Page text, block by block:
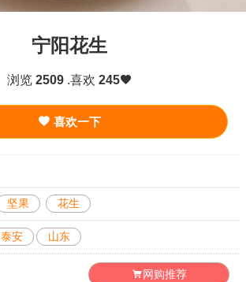
宁阳花生
浏览 2509.喜欢 245
喜欢一下
坚果 花生
泰安 山东
网购推荐